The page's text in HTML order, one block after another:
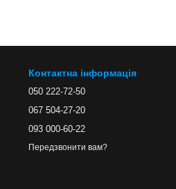
Контактна інформація
050 222-72-50
067 504-27-20
093 000-60-22
Передзвонити вам?